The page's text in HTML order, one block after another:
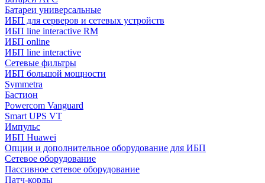
Батареи универсальные
ИБП для серверов и сетевых устройств
ИБП line interactive RM
ИБП online
ИБП linе interactive
Сетевые фильтры
ИБП большой мощности
Symmetra
Бастион
Powercom Vanguard
Smart UPS VT
Импульс
ИБП Huawei
Опции и дополнительное оборудование для ИБП
Сетевое оборудование
Пассивное сетевое оборудование
Патч-корды